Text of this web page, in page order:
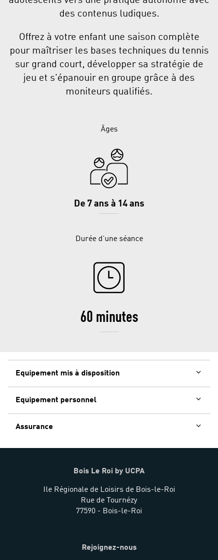
des contenus ludiques.
Offrez à votre enfant une saison complète
pour maîtriser les bases techniques du tennis
sur grand court, développer sa stratégie de
jeu et s'épanouir en groupe grâce à des
moniteurs qualifiés.
Âges
De 7 ans à 14 ans
Durée d'une séance
60 minutes
Equipement mis à disposition
Equipement personnel
Assurance
Bois Le Roi by UCPA
Ile Régionale de Loisirs de Bois-le-Roi
Rue de Tournézy
77590 - Bois-le-Roi
Rejoignez-nous